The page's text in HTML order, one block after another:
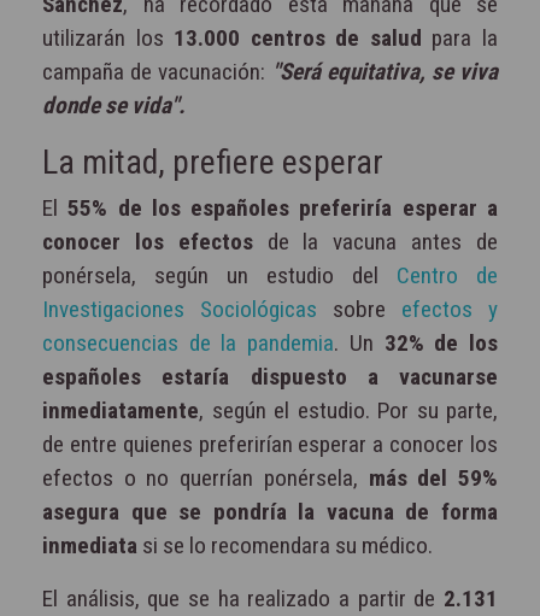
utilizarán los 13.000 centros de salud para la
campaña de vacunación: "Será equitativa, se viva
donde se vida".
La mitad, prefiere esperar
El55% de los españoles preferiría esperar a
conocer los efectosde la vacuna antes de
ponérsela, según un estudio del Centro de
Investigaciones Sociológicas sobre efectos y
consecuencias de la pandemia. Un 32% de los
españoles estaría dispuesto a vacunarse
inmediatamente, según el estudio. Por su parte,
de entre quienes preferirían esperar a conocer los
efectos o no querrían ponérsela, más del 59%
asegura que se pondría la vacuna de forma
inmediata si se lo recomendara su médico.
El análisis, que se ha realizado a partir de 2.131